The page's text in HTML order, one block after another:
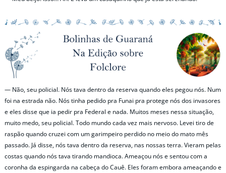
— Não, seu policial. Nós tava dentro da reserva quando eles pegou nós. Num
foi na estrada não. Nós tinha pedido pra Funai pra protege nós dos invasores
e eles disse que ia pedir pra Federal e nada. Muitos meses nessa situação,
muito medo, seu policial. Todo mundo cada vez mais nervoso. Levei tiro de
raspão quando cruzei com um garimpeiro perdido no meio do mato mês
passado. Já disse, nós tava dentro da reserva, nas nossas terra. Vieram pelas
costas quando nós tava tirando mandioca. Ameaçou nós e sentou com a
coronha da espingarda na cabeça do Cauê. Eles foram embora ameaçando e